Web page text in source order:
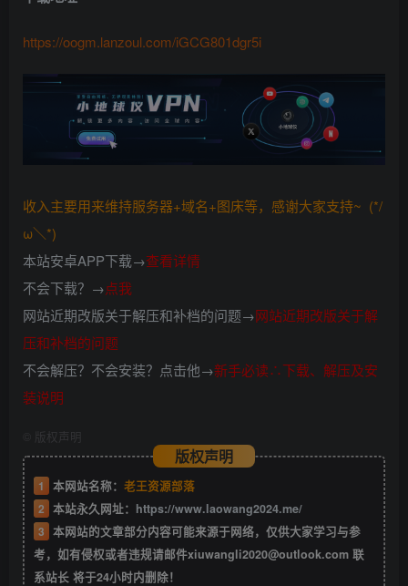
https://oogm.lanzoul.com/iGCG801dgr5i
收入主要用来维持服务器+域名+图床等，感谢大家支持~ (*/
ω＼*)
本站安卓APP下载→查看详情
不会下载？→点我
网站近期改版关于解压和补档的问题→网站近期改版关于解
压和补档的问题
不会解压？不会安装？点击他→新手必读∴下载、解压及安
装说明
版权声明
版权声明
1 本网站名称： 老王资源部落
2 本站永久网址： https://www.laowang2024.me/
3 本网站的文章部分内容可能来源于网络，仅供大家学习与参
考，如有侵权或者违规请邮件xiuwangli2020@outlook.com 联
系站长 将于24小时内删除！